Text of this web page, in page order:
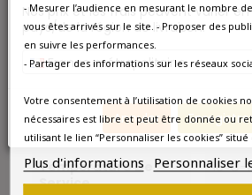
Nos prix et les frais peuvent varier
pays/de la région de livraison.
France métropolitaine
Annuler
Couleur Rouge
Type
Cépage Dominant
Température De
Service
16°C-
- Mesurer l’audience en mesurant le nombre
vous êtes arrivés sur le site. - Proposer des
en suivre les performances.
- Partager des informations sur les réseaux
Votre consentement à l’utilisation de cookies
nécessaires est libre et peut être donnée ou
utilisant le lien “Personnaliser les cookies”
Plus d'informations Personnaliser